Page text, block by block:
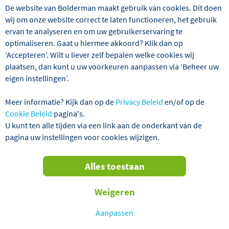
GEGARANDEERD VERTREK!
Het vermijden van de vaak kille en natte wintermaanden
senioren om elders te overwinteren. Portugal is al lang
favoriet onder overwinteraars, vooral vanwege het
aangename klimaat. De regio Algarve in het zuiden biedt
vele zonuren en een gemiddelde winterse temperatuur
van zo'n 16 graden Celsius. Bolderman heeft een selectie
De website van Bolderman maakt gebruik van cookies. Dit doen
wij om onze website correct te laten functioneren, het gebruik
ervan te analyseren en om uw gebruikerservaring te
optimaliseren. Gaat u hiermee akkoord? Klik dan op
‘Accepteren’. Wilt u liever zelf bepalen welke cookies wij
plaatsen, dan kunt u uw voorkeuren aanpassen via ‘Beheer uw
eigen instellingen’.
Meer informatie? Kijk dan op de Privacy Beleid en/of op de
Cookie Beleid pagina's.
U kunt ten alle tijden via een link aan de onderkant van de
pagina uw instellingen voor cookies wijzigen.
Aanpassen
Weigeren
Alles toestaan